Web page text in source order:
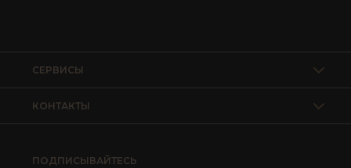
КОНТАКТЫ
СЕРВИСЫ
ПОДПИСЫВАЙТЕСЬ